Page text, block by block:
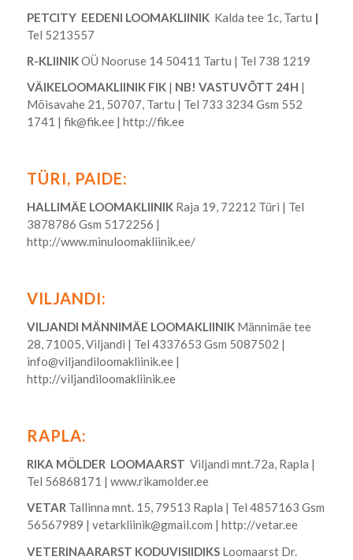
PETCITY EEDENI LOOMAKLIINIKKalda tee 1c, Tartu |
Tel 5213557
R-KLIINIKOÜ Nooruse 14 50411 Tartu | Tel 738 1219
VÄIKELOOMAKLIINIK FIK| NB! VASTUVÕTT 24H |
Mõisavahe 21, 50707, Tartu | Tel 733 3234 Gsm 552
1741 | fik@fik.ee| http://fik.ee
TÜRI, PAIDE:
HALLIMÄE LOOMAKLIINIKRaja 19, 72212 Türi | Tel
3878786 Gsm 5172256 |
http://www.minuloomakliinik.ee/
VILJANDI:
VILJANDI MÄNNIMÄE LOOMAKLIINIKMännimäe tee
28, 71005, Viljandi | Tel 4337653 Gsm 5087502 |
info@viljandiloomakliinik.ee|
http://viljandiloomakliinik.ee
RAPLA:
RIKA MÖLDER LOOMAARST Viljandi mnt.72a, Rapla |
Tel 56868171 | www.rikamolder.ee
VETAR Tallinna mnt. 15, 79513 Rapla | Tel 4857163 Gsm
56567989 | vetarkliinik@gmail.com | http://vetar.ee
VETERINAARARST KODUVISIIDIKSLoomaarst Dr.